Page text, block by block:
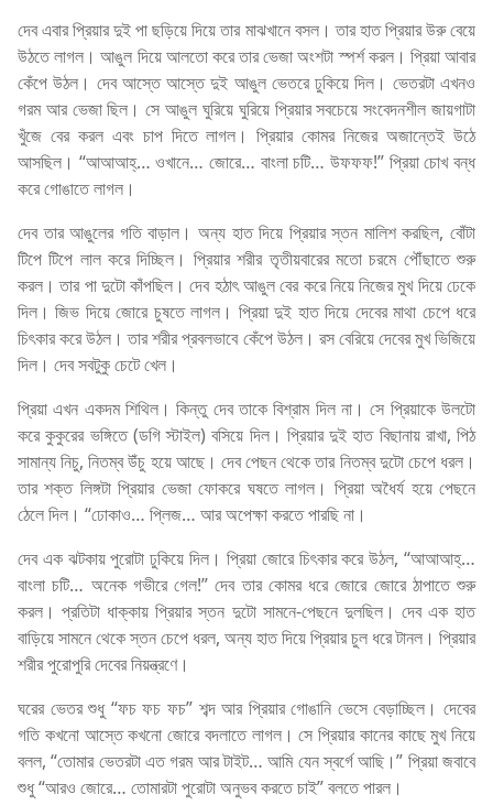
দেব এবার প্রিয়ার দুই পা ছড়িয়ে দিয়ে তার মাঝখানে বসল। তার হাত প্রিয়ার উরু বেয়ে
উঠতে লাগল। আঙুল দিয়ে আলতো করে তার ভেজা অংশটা স্পর্শ করল। প্রিয়া আবার
কেঁপে উঠল। দেব আস্তে আস্তে দুই আঙুল ভেতরে ঢুকিয়ে দিল। ভেতরটা এখনও
গরম আর ভেজা ছিল। সে আঙুল ঘুরিয়ে ঘুরিয়ে প্রিয়ার সবচেয়ে সংবেদনশীল জায়গাটা
খুঁজে বের করল এবং চাপ দিতে লাগল। প্রিয়ার কোমর নিজের অজান্তেই উঠে
আসছিল। “আআআহ্… ওখানে… জোরে… বাংলা চটি… উফফফ!” প্রিয়া চোখ বন্ধ
করে গোঙাতে লাগল।
দেব তার আঙুলের গতি বাড়াল। অন্য হাত দিয়ে প্রিয়ার স্তন মালিশ করছিল, বোঁটা
টিপে টিপে লাল করে দিচ্ছিল। প্রিয়ার শরীর তৃতীয়বারের মতো চরমে পৌঁছাতে শুরু
করল। তার পা দুটো কাঁপছিল। দেব হঠাৎ আঙুল বের করে নিয়ে নিজের মুখ দিয়ে ঢেকে
দিল। জিভ দিয়ে জোরে চুষতে লাগল। প্রিয়া দুই হাত দিয়ে দেবের মাথা চেপে ধরে
চিৎকার করে উঠল। তার শরীর প্রবলভাবে কেঁপে উঠল। রস বেরিয়ে দেবের মুখ ভিজিয়ে
দিল। দেব সবটুকু চেটে খেল।
প্রিয়া এখন একদম শিথিল। কিন্তু দেব তাকে বিশ্রাম দিল না। সে প্রিয়াকে উলটো
করে কুকুরের ভঙ্গিতে (ডগি স্টাইল) বসিয়ে দিল। প্রিয়ার দুই হাত বিছানায় রাখা, পিঠ
সামান্য নিচু, নিতম্ব উঁচু হয়ে আছে। দেব পেছন থেকে তার নিতম্ব দুটো চেপে ধরল।
তার শক্ত লিঙ্গটা প্রিয়ার ভেজা ফোকরে ঘষতে লাগল। প্রিয়া অধৈর্য হয়ে পেছনে
ঠেলে দিল। “ঢোকাও… প্লিজ… আর অপেক্ষা করতে পারছি না।
দেব এক ঝটকায় পুরোটা ঢুকিয়ে দিল। প্রিয়া জোরে চিৎকার করে উঠল, “আআআহ্…
বাংলা চটি… অনেক গভীরে গেল!” দেব তার কোমর ধরে জোরে জোরে ঠাপাতে শুরু
করল। প্রতিটা ধাক্কায় প্রিয়ার স্তন দুটো সামনে-পেছনে দুলছিল। দেব এক হাত
বাড়িয়ে সামনে থেকে স্তন চেপে ধরল, অন্য হাত দিয়ে প্রিয়ার চুল ধরে টানল। প্রিয়ার
শরীর পুরোপুরি দেবের নিয়ন্ত্রণে।
ঘরের ভেতর শুধু “ফচ ফচ ফচ” শব্দ আর প্রিয়ার গোঙানি ভেসে বেড়াচ্ছিল। দেবের
গতি কখনো আস্তে কখনো জোরে বদলাতে লাগল। সে প্রিয়ার কানের কাছে মুখ নিয়ে
বলল, “তোমার ভেতরটা এত গরম আর টাইট… আমি যেন স্বর্গে আছি।” প্রিয়া জবাবে
শুধু “আরও জোরে… তোমারটা পুরোটা অনুভব করতে চাই” বলতে পারল।